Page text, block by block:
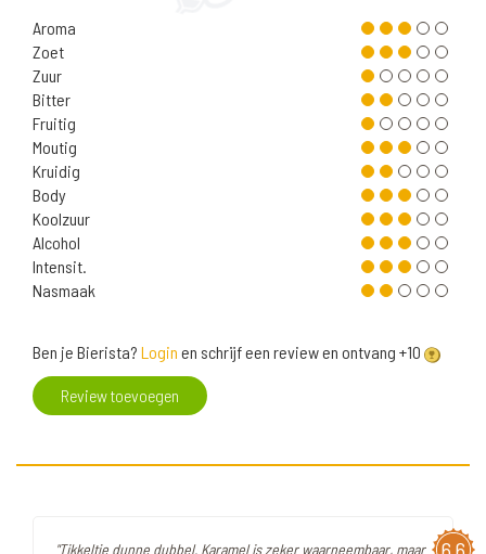
Aroma
Zoet
Zuur
Bitter
Fruitig
Moutig
Kruidig
Body
Koolzuur
Alcohol
Intensit.
Nasmaak
Ben je Bierista? Login en schrijf een review en ontvang +10
Review toevoegen
"Tikkeltje dunne dubbel. Karamel is zeker waarneembaar, maar